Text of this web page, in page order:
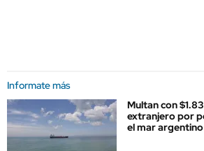
Informate más
Multan con
extranjero por
el mar argentino